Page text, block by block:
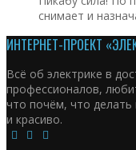
снимает и
ИНТЕРНЕТ-ПРОЕКТ
Всё об электрике в
профессионалов,
что почём, что делать
и красиво.